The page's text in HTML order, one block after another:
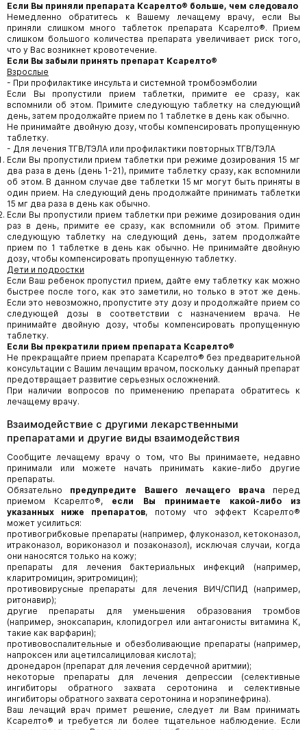
Если Вы приняли препарата Ксарелто® больше, чем следовало
Немедленно обратитесь к Вашему лечащему врачу, если Вы
приняли слишком много таблеток препарата Ксарелто®. Прием
слишком большого количества препарата увеличивает риск того,
что у Вас возникнет кровотечение.
Если Вы забыли принять препарат Ксарелто®
Взрослые
- При профилактике инсульта и системной тромбоэмболии
Если Вы пропустили прием таблетки, примите ее сразу, как
вспомнили об этом. Примите следующую таблетку на следующий
день, затем продолжайте прием по 1 таблетке в день как обычно.
Не принимайте двойную дозу, чтобы компенсировать пропущенную
таблетку.
- Для лечения ТГВ/ТЭЛА или профилактики повторных ТГВ/ТЭЛА
Если Вы пропустили прием таблетки при режиме дозирования 15 мг
два раза в день (день 1-21), примите таблетку сразу, как вспомнили
об этом. В данном случае две таблетки 15 мг могут быть приняты в
один прием. На следующий день продолжайте принимать таблетки
15 мг два раза в день как обычно.
Если Вы пропустили прием таблетки при режиме дозирования один
раз в день, примите ее сразу, как вспомнили об этом. Примите
следующую таблетку на следующий день, затем продолжайте
прием по 1 таблетке в день как обычно. Не принимайте двойную
дозу, чтобы компенсировать пропущенную таблетку.
Дети и подростки
Если Ваш ребенок пропустил прием, дайте ему таблетку как можно
быстрее после того, как это заметили, но только в этот же день.
Если это невозможно, пропустите эту дозу и продолжайте прием со
следующей дозы в соответствии с назначением врача. Не
принимайте двойную дозу, чтобы компенсировать пропущенную
таблетку.
Если Вы прекратили прием препарата Ксарелто®
Не прекращайте прием препарата Ксарелто® без предварительной
консультации с Вашим лечащим врачом, поскольку данный препарат
предотвращает развитие серьезных осложнений.
При наличии вопросов по применению препарата обратитесь к
лечащему врачу.
Взаимодействие с другими лекарственными
препаратами и другие виды взаимодействия
Сообщите лечащему врачу о том, что Вы принимаете, недавно
принимали или можете начать принимать какие-либо другие
препараты.
Обязательно предупредите Вашего лечащего врача перед
приемом Ксарелто®, если Вы принимаете какой-либо из
указанных ниже препаратов, потому что эффект Ксарелто®
может усилиться:
противогрибковые препараты (например, флуконазол, кетоконазол,
итраконазол, вориконазол и позаконазол), исключая случаи, когда
они наносятся только на кожу;
препараты для лечения бактериальных инфекций (например,
кларитромицин, эритромицин);
противовирусные препараты для лечения ВИЧ/СПИД (например,
ритонавир);
другие препараты для уменьшения образования тромбов
(например, эноксапарин, клопидогрел или антагонисты витамина К,
такие как варфарин);
противовоспалительные и обезболивающие препараты (например,
напроксен или ацетилсалициловая кислота);
дронедарон (препарат для лечения сердечной аритмии);
некоторые препараты для лечения депрессии (селективные
ингибиторы обратного захвата серотонина и селективные
ингибиторы обратного захвата серотонина и норэпинефрина).
Ваш лечащий врач примет решение, следует ли Вам принимать
Ксарелто® и требуется ли более тщательное наблюдение. Если